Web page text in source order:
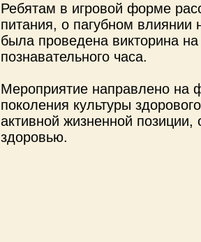
Ребятам в игровой форме
питания, о пагубном влиянии
была проведена викторина
познавательного часа.
Мероприятие направлено на
поколения культуры
активной жизненной позиции,
здоровью.